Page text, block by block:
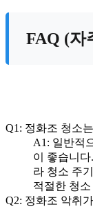
FAQ (자
Q1: 정화조 청소
A1: 일반적
이 좋습니
라 청소 주
적절한 청
Q2: 정화조 악취